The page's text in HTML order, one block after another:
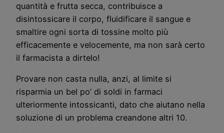
quantità e frutta secca, contribuisce a
disintossicare il corpo, fluidificare il sangue e
smaltire ogni sorta di tossine molto più
efficacemente e velocemente, ma non sarà certo
il farmacista a dirtelo!
Provare non casta nulla, anzi, al limite si
risparmia un bel po’ di soldi in farmaci
ulteriormente intossicanti, dato che aiutano nella
soluzione di un problema creandone altri 10.